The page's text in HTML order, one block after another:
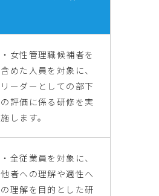
・女性管理職候補者を
含めた人員を対象に、
リーダーとしての部下
の評価に係る研修を実
施します。
・全従業員を対象に、
他者への理解や適性へ
の理解を目的とした研